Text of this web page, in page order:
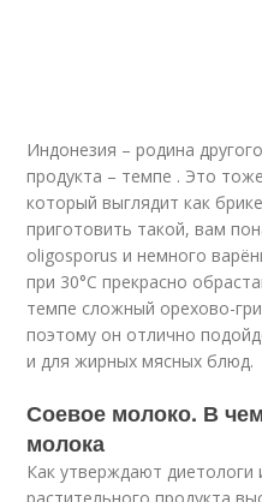
Индонезия – родина
продукта – темпе . Это
который выглядит как
приготовить такой, вам
oligosporus и немного
при 30°C прекрасно
темпе сложный орехово-
поэтому он отлично
и для жирных мясных блюд.
Соевое молоко. В
молока
Как утверждают диетологи